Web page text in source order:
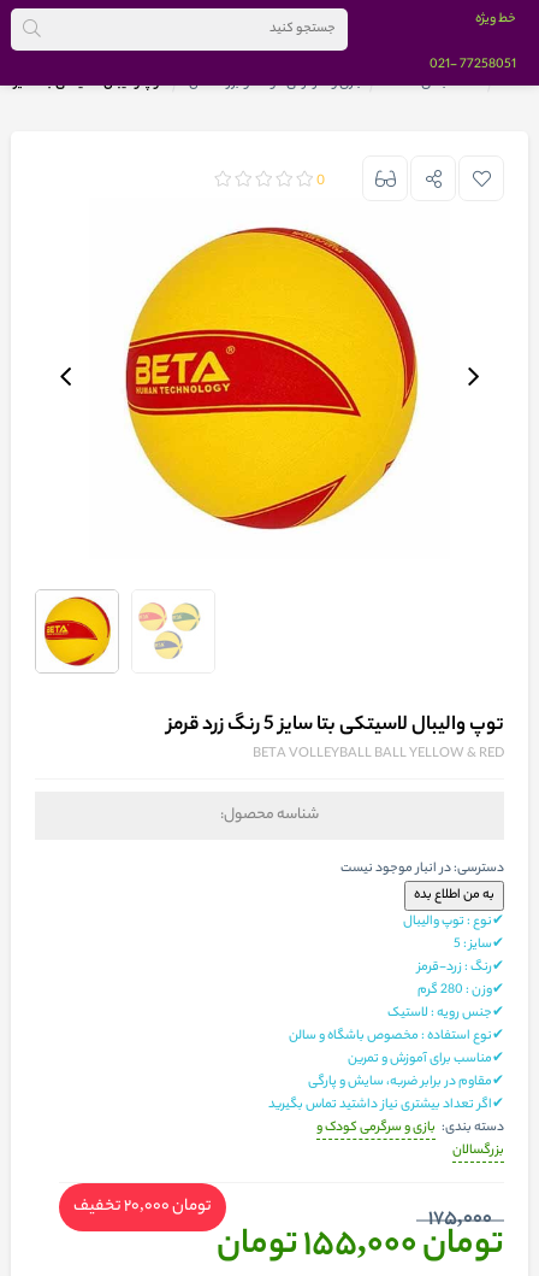
خط ویژه
77258051
-021
خانه
دسته بندی کالاها بازی و سرگرمی کودک و بزرگسالان توپ والیبال لاسیتکی بتا سایز 5 رنگ زرد قرمز
توپ والیبال لاسیتکی بتا سایز 5 رنگ زرد قرمز
BETA VOLLEYBALL BALL YELLOW & RED
شناسه محصول:
دسترسی:در انبار موجود نیست
✔نوع : توپ والیبال
✔سایز: 5
✔رنگ : زرد-قرمز
✔وزن: 280
گرم
✔جنس رویه : لاستیک
✔نوع استفاده : مخصوص باشگاه و سالن
✔مناسب برای آموزش و تمرین
✔مقاوم در برابر ضربه، سایش و پارگی
✔اگر تعداد بیشتری نیاز داشتید تماس بگیرید
دسته بندی: بازی و سرگرمی کودک و
بزرگسالان
175,000
تومان 155,000 تومان
تومان 20,000 تخفیف
0